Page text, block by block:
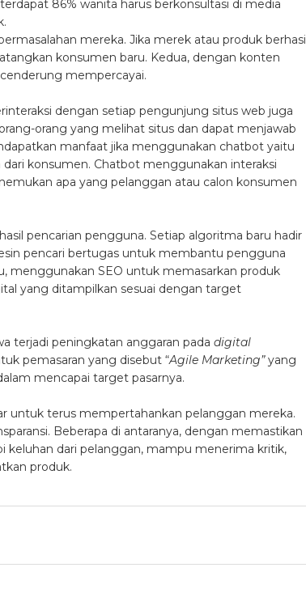
86% wanita harus berkonsultasi di media
mereka. Jika merek atau produk berhasil
konsumen baru. Kedua, dengan konten
mempercayai.
dengan setiap pengunjung situs web juga
orang yang melihat situs dan dapat menjawab
manfaat jika menggunakan chatbot yaitu
konsumen. Chatbot menggunakan interaksi
apa yang pelanggan atau calon konsumen
pencarian pengguna. Setiap algoritma baru hadir
pencari bertugas untuk membantu pengguna
menggunakan SEO untuk memasarkan produk
yang ditampilkan sesuai dengan target
terjadi peningkatan anggaran pada digital
pemasaran yang disebut “Agile Marketing”yang
mencapai target pasarnya.
untuk terus mempertahankan pelanggan mereka.
Beberapa di antaranya, dengan memastikan
keluhan dari pelanggan, mampu menerima kritik,
produk.